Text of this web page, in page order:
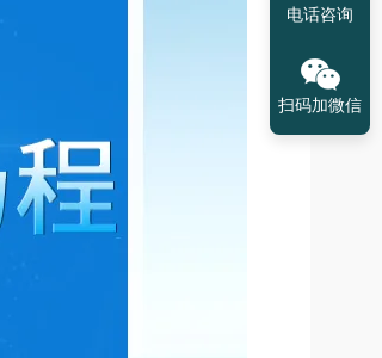
电话咨询
扫码加微信